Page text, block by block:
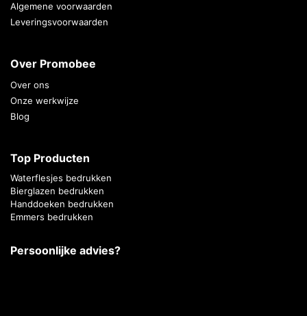
Algemene voorwaarden
Leveringsvoorwaarden
Over Promobee
Over ons
Onze werkwijze
Blog
Top Producten
Waterflesjes bedrukken
Bierglazen bedrukken
Handdoeken bedrukken
Emmers bedrukken
Persoonlijke advies?